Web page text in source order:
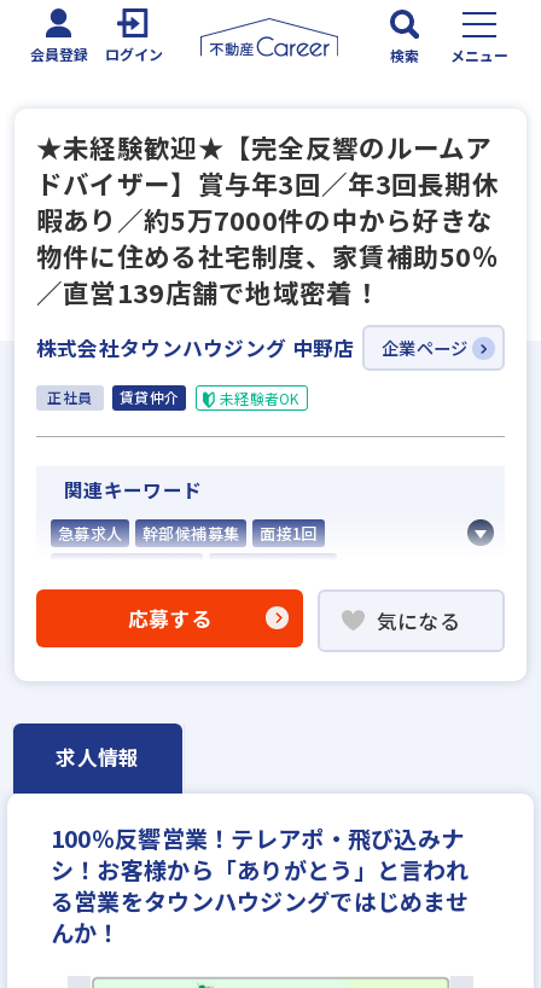
会員登録 ログイン 検索 メニュー
★未経験歓迎★【完全反響のルームア
ドバイザー】賞与年3回／年3回長期休
暇あり／約5万7000件の中から好きな
物件に住める社宅制度、家賃補助50％
／直営139店舗で地域密着！
株式会社タウンハウジング 中野店 企業ページ
正社員 賃貸仲介 未経験者OK
関連キーワード
急募求人 幹部候補募集
面接1回
不動産売買仲介経験者歓迎
既卒・第2新卒歓迎
成果給が充実
設立30年以上
学歴不問
宅建取引士歓迎
社宅・家賃補助あり
資格支援制度あり
研修制度あり
転勤なし
残業少ない
女性が活躍中
ノルマ無し
離職率5％以下
平均年齢20代
応募する 気になる
求人情報
100％反響営業！テレアポ・飛び込みナ
シ！お客様から「ありがとう」と言われ
る営業をタウンハウジングではじめませ
んか！